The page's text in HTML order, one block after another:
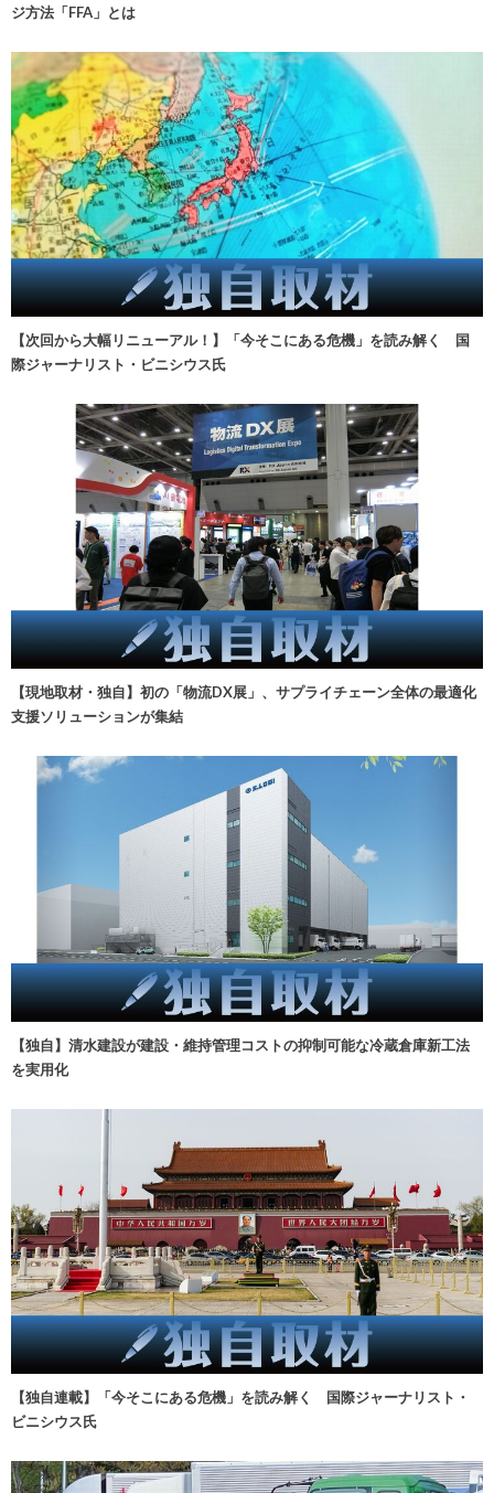
ジ方法「FFA」とは
【次回から大幅リニューアル！】「今そこにある危機」を読み解く 国
際ジャーナリスト・ビニシウス氏
【現地取材・独自】初の「物流DX展」、サプライチェーン全体の最適化
支援ソリューションが集結
【独自】清水建設が建設・維持管理コストの抑制可能な冷蔵倉庫新工法
を実用化
【独自連載】「今そこにある危機」を読み解く 国際ジャーナリスト・
ビニシウス氏